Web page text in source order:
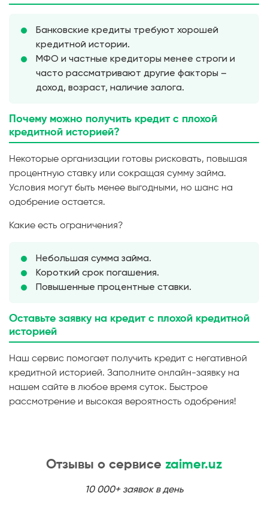
Банковские кредиты требуют хорошей
кредитной истории.
МФО и частные кредиторы менее строги и
часто рассматривают другие факторы –
доход, возраст, наличие залога.
Почему можно получить кредит с плохой
кредитной историей?
Некоторые организации готовы рисковать, повышая
процентную ставку или сокращая сумму займа.
Условия могут быть менее выгодными, но шанс на
одобрение остается.
Какие есть ограничения?
Небольшая сумма займа.
Короткий срок погашения.
Повышенные процентные ставки.
Оставьте заявку на кредит с плохой кредитной
историей
Наш сервис помогает получить кредит с негативной
кредитной историей. Заполните онлайн-заявку на
нашем сайте в любое время суток. Быстрое
рассмотрение и высокая вероятность одобрения!
Отзывы о сервисе zaimer.uz
10 000+ заявок в день